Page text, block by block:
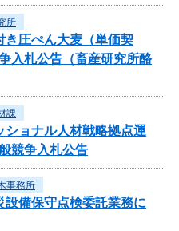
所
き圧ぺん大麦（単価契
入札公告（畜産研究所酪
課
ョナル人材戦略拠点運
競争入札公告
事務所
備保守点検委託業務に